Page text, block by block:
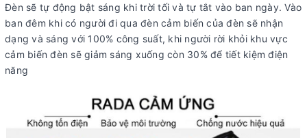
Đèn sẽ tự động bật sáng khi trời tối và tự tắt vào ban ngày. Vào
ban đêm khi có người đi qua đèn cảm biến của đèn sẽ nhận
dạng và sáng với 100% công suất, khi người rời khỏi khu vực
cảm biến đèn sẽ giảm sáng xuống còn 30% để tiết kiệm điện
năng